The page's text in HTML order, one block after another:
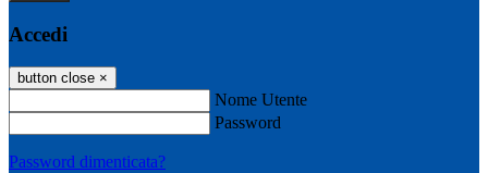
Accedi
button close ×
Nome Utente
Password
Password dimenticata?